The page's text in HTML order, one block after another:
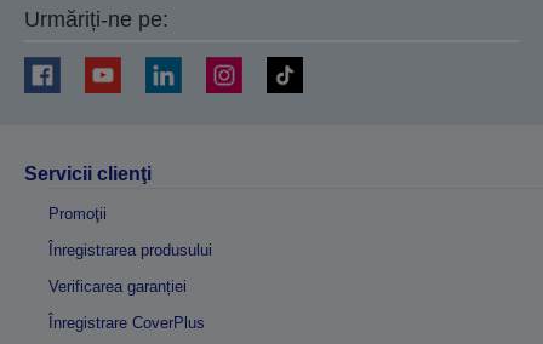
Urmăriți-ne pe:
Servicii clienţi
Promoţii
Înregistrarea produsului
Verificarea garanției
Înregistrare CoverPlus